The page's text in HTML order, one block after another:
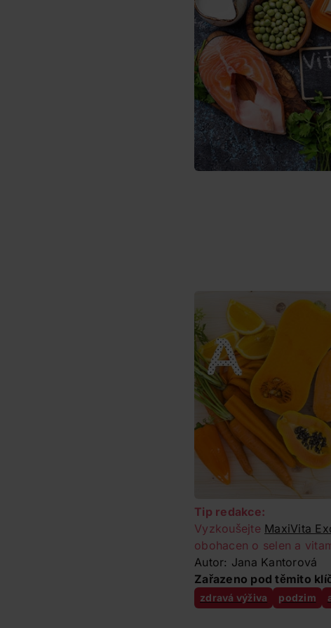
Tip redakce:
Vyzkoušejte MaxiVita
obohacen o selen a
Autor: Jana Kantorová
Zařazeno pod těmito
zdravá výživa podzim